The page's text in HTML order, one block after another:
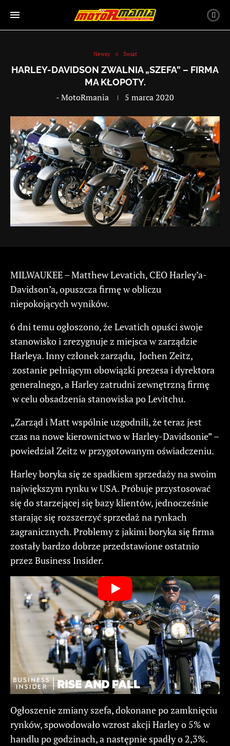
Newsy Świat
HARLEY-DAVIDSON ZWALNIA „SZEFA” – FIRMA
MA KŁOPOTY.
-MotoRmania 5 marca 2020
MILWAUKEE – Matthew Levatich, CEO Harley’a-
Davidson’a, opuszcza firmę w obliczu
niepokojących wyników.
6 dni temu ogłoszono, że Levatich opuści swoje
stanowisko i zrezygnuje z miejsca w zarządzie
Harleya. Inny członek zarządu, Jochen Zeitz,
zostanie pełniącym obowiązki prezesa i dyrektora
generalnego, a Harley zatrudni zewnętrzną firmę
w celu obsadzenia stanowiska po Levitchu.
„Zarząd i Matt wspólnie uzgodnili, że teraz jest
czas na nowe kierownictwo w Harley-Davidsonie” –
powiedział Zeitz w przygotowanym oświadczeniu.
Harley boryka się ze spadkiem sprzedaży na swoim
największym rynku w USA. Próbuje przystosować
się do starzejącej się bazy klientów, jednocześnie
starając się rozszerzyć sprzedaż na rynkach
zagranicznych. Problemy z jakimi boryka się firma
zostały bardzo dobrze przedstawione ostatnio
przez Business Insider.
Ogłoszenie zmiany szefa, dokonane po zamknięciu
rynków, spowodowało wzrost akcji Harley o 5% w
handlu po godzinach, a następnie spadły o 2,3%.